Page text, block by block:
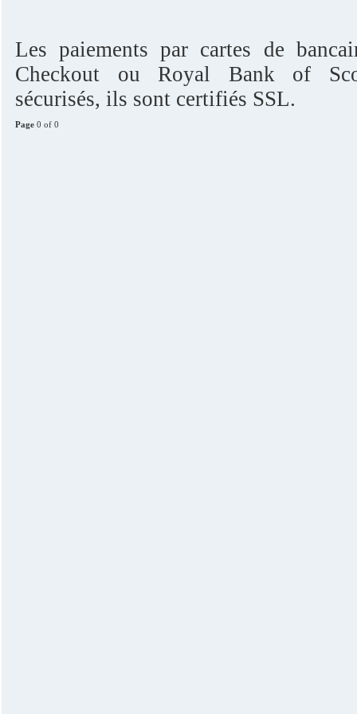
Les paiements par cartes de
Checkout ou Royal Bank of
sécurisés, ils sont certifiés SSL.
Page 0 of 0